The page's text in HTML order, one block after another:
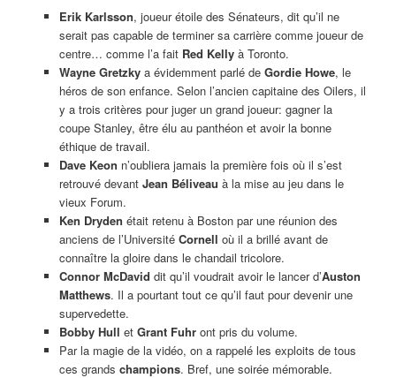
Erik Karlsson, joueur étoile des Sénateurs, dit qu’il ne
serait pas capable de terminer sa carrière comme joueur de
centre… comme l’a fait Red Kellyà Toronto.
Wayne Gretzkya évidemment parlé de Gordie Howe, le
héros de son enfance. Selon l’ancien capitaine des Oilers, il
y a trois critères pour juger un grand joueur: gagner la
coupe Stanley, être élu au panthéon et avoir la bonne
éthique de travail.
Dave Keon n’oubliera jamais la première fois où il s’est
retrouvé devant Jean Béliveau à la mise au jeu dans le
vieux Forum.
Ken Dryden était retenu à Boston par une réunion des
anciens de l’Université Cornell où il a brillé avant de
connaître la gloire dans le chandail tricolore.
Connor McDavid dit qu’il voudrait avoir le lancer d’Auston
Matthews. Il a pourtant tout ce qu’il faut pour devenir une
supervedette.
Bobby Hull et Grant Fuhront pris du volume.
Par la magie de la vidéo, on a rappelé les exploits de tous
ces grands champions. Bref, une soirée mémorable.